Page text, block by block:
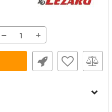
− +